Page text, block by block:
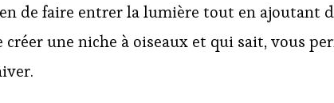
de faire entrer la lumière tout en ajoutant
une niche à oiseaux et qui sait, vous